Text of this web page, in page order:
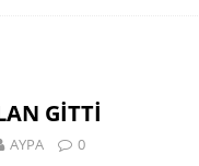
GİTTİ
AYPA 0